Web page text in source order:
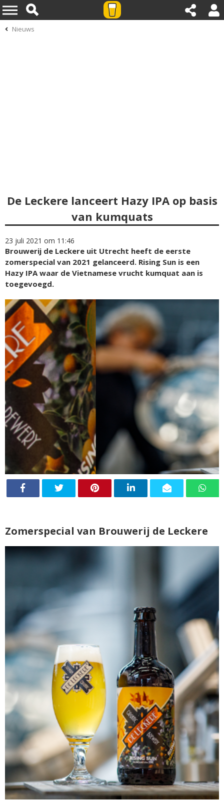
Nieuws
De Leckere lanceert Hazy IPA op basis
van kumquats
23 juli 2021 om 11:46
Brouwerij de Leckere uit Utrecht heeft de eerste
zomerspecial van 2021 gelanceerd. Rising Sun is een
Hazy IPA waar de Vietnamese vrucht kumquat aan is
toegevoegd.
Zomerspecial van Brouwerij de Leckere